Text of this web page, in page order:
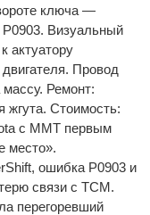
ключа —
P0903. Визуальный
актуатору
Провод
массу. Ремонт:
жгута. Стоимость:
с MMT первым
место».
ошибка P0903 и
связи с TCM.
перегоревший